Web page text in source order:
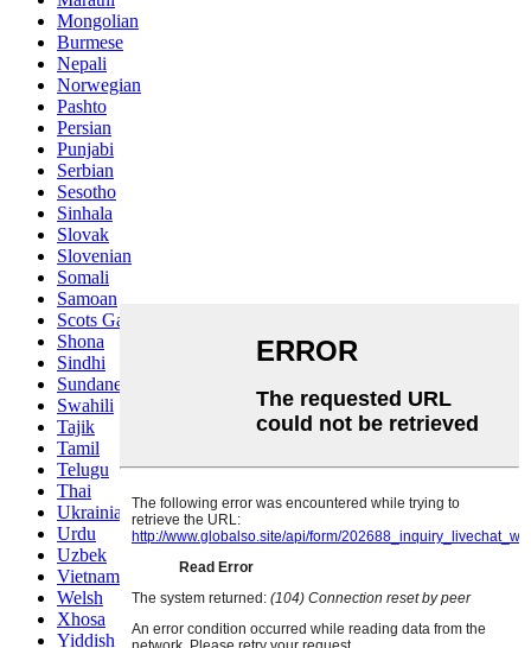
Mongolian
Burmese
Nepali
Norwegian
Pashto
Persian
Punjabi
Serbian
Sesotho
Sinhala
Slovak
Slovenian
Somali
Samoan
Scots Gaelic
Shona
Sindhi
Sundanese
Swahili
Tajik
Tamil
Telugu
Thai
Ukrainian
Urdu
Uzbek
Vietnamese
Welsh
Xhosa
Yiddish